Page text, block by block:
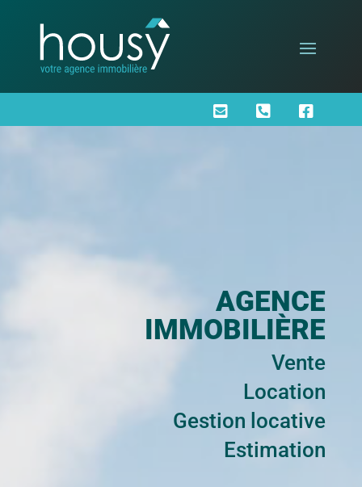
  
AGENCE
IMMOBILIÈRE
Vente
Location
Gestion locative
Estimation